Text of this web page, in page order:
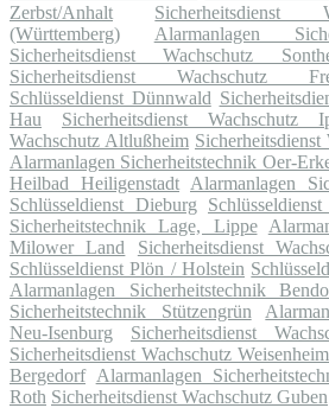
Zerbst/Anhalt
Sicherheitsdienst
(Württemberg)
Alarmanlagen
Sicherheitsdienst Wachschutz
Sicherheitsdienst Wachschutz
Schlüsseldienst Dünnwald
Hau
Sicherheitsdienst Wachschutz
Wachschutz Altlußheim
Alarmanlagen Sicherheitstechnik Oer-
Heilbad Heiligenstadt Alarmanlagen
Schlüsseldienst Dieburg
Sicherheitstechnik Lage, Lippe
Milower Land
Sicherheitsdienst
Schlüsseldienst Plön / Holstein
Alarmanlagen Sicherheitstechnik
Sicherheitstechnik Stützengrün
Neu-Isenburg
Sicherheitsdienst
Sicherheitsdienst Wachschutz
Bergedorf Alarmanlagen
Roth Sicherheitsdienst Wachschutz Guben